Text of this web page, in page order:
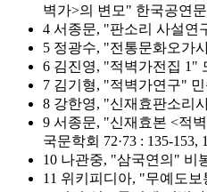
벽가>의 변모" 한국공연
4 서종문, "판소리 사설연
5 정광수, "전통문화오가
6 김진영, "적벽가전집 1"
7 김기형, "적벽가연구" 민
8 강한영, "신재효판소리
9 서종문, "신재효본 <적
국문학회 72·73 : 135-153,
10 나관중, "삼국연의" 비
11 위키피디아, "무예도보